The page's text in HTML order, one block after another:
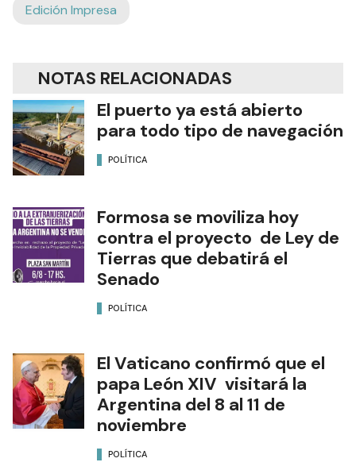
Edición Impresa
NOTAS RELACIONADAS
El puerto ya está abierto
para todo tipo de navegación
POLÍTICA
Formosa se moviliza hoy
contra el proyecto de Ley de
Tierras que debatirá el
Senado
POLÍTICA
El Vaticano confirmó que el
papa León XIV visitará la
Argentina del 8 al 11 de
noviembre
POLÍTICA